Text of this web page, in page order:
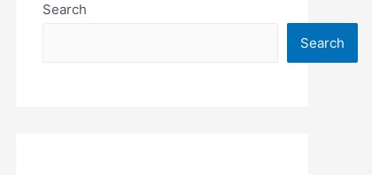
Search
Search